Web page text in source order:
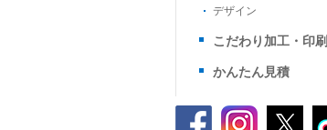
デザイン
こだわり加工・印刷
かんたん見積